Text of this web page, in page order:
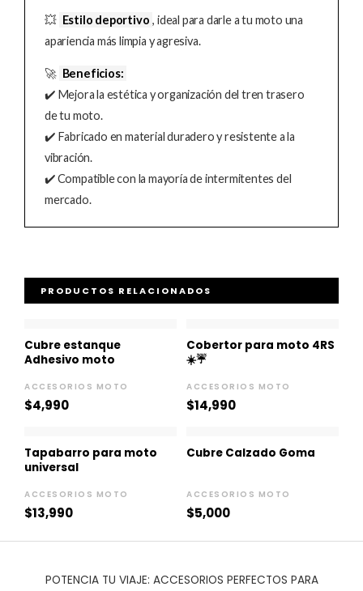
💥 Estilo deportivo , ideal para darle a tu moto una
apariencia más limpia y agresiva.
🚀 Beneficios:
✔️ Mejora la estética y organización del tren trasero
de tu moto.
✔️ Fabricado en material duradero y resistente a la
vibración.
✔️ Compatible con la mayoría de intermitentes del
mercado.
PRODUCTOS RELACIONADOS
Cubre estanque
Adhesivo moto
ACCESORIOS MOTO
$4,990
Cobertor para moto 4RS
☀️☔
ACCESORIOS MOTO
$14,990
Tapabarro para moto
universal
ACCESORIOS MOTO
$13,990
Cubre Calzado Goma
ACCESORIOS MOTO
$5,000
POTENCIA TU VIAJE: ACCESORIOS PERFECTOS PARA